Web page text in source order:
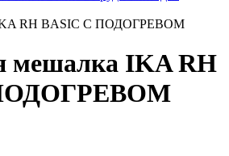
IKA RH BASIC С ПОДОГРЕВОМ
мешалка IKA RH